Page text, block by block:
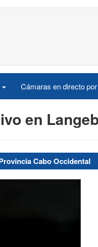
Cámaras en directo
en
Cabo Occidental